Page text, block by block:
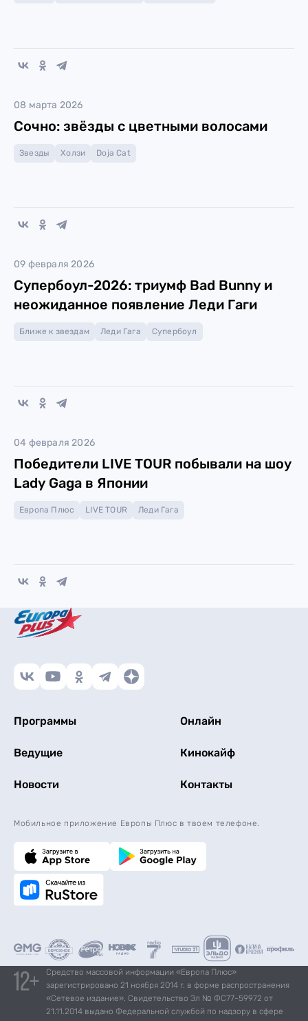
08 марта 2026
Сочно: звёзды с цветными волосами
Звезды Холзи Doja Cat
09 февраля 2026
Супербоул-2026: триумф Bad Bunny и
неожиданное появление Леди Гаги
Ближе к звездам Леди Гага Супербоул
04 февраля 2026
Победители LIVE TOUR побывали ​на шоу
Lady Gaga в Японии
Европа Плюс LIVE TOUR Леди Гага
Программы Онлайн
Ведущие Кинокайф
Новости Контакты
Мобильное приложение Европы Плюс в твоем телефоне.
Средство массовой информации «Европа Плюс»
зарегистрировано 21 ноября 2014 г. в форме распространения
«Сетевое издание». Свидетельство Эл № ФС77-59972 от
21.11.2014 выдано Федеральной службой по надзору в сфере